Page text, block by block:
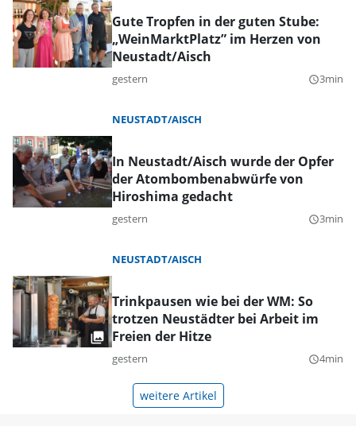
Gute Tropfen in der guten Stube:
„WeinMarktPlatz” im Herzen von
Neustadt/Aisch
gestern query_builder3min
NEUSTADT/AISCH
In Neustadt/Aisch wurde der Opfer
der Atombombenabwürfe von
Hiroshima gedacht
gestern query_builder3min
NEUSTADT/AISCH
Trinkpausen wie bei der WM: So
trotzen Neustädter bei Arbeit im
Freien der Hitze
gestern query_builder4min
weitere Artikel